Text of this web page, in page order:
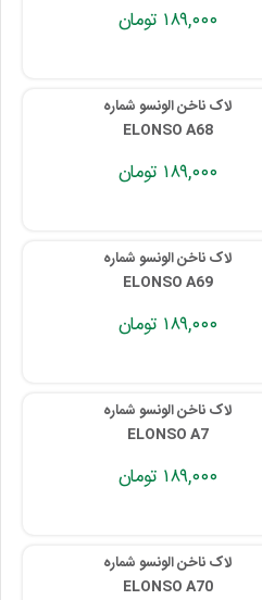
۱۸۹,۰۰۰ تومان
لاک ناخن الونسو شماره
ELONSO A68
۱۸۹,۰۰۰ تومان
لاک ناخن الونسو شماره
ELONSO A69
۱۸۹,۰۰۰ تومان
لاک ناخن الونسو شماره
ELONSO A7
۱۸۹,۰۰۰ تومان
لاک ناخن الونسو شماره
ELONSO A70